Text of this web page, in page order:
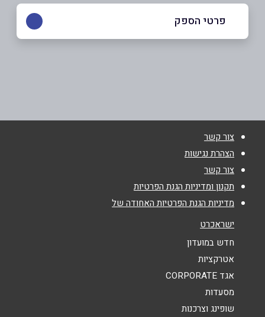
פרטי הספק
שם מלא
טלפון*
נושא*
אנא חזרו אלי בקשר ל...
הודעה*
צור קשר
הצהרת נגישות
צור קשר
תקנון ומדיניות הגנת הפרטיות
מדיניות הגנת הפרטיות האחודה של
ישראכרט
חדש במועדון
אטרקציות
אגד CORPORATE
מסעדות
שופינג וצרכנות